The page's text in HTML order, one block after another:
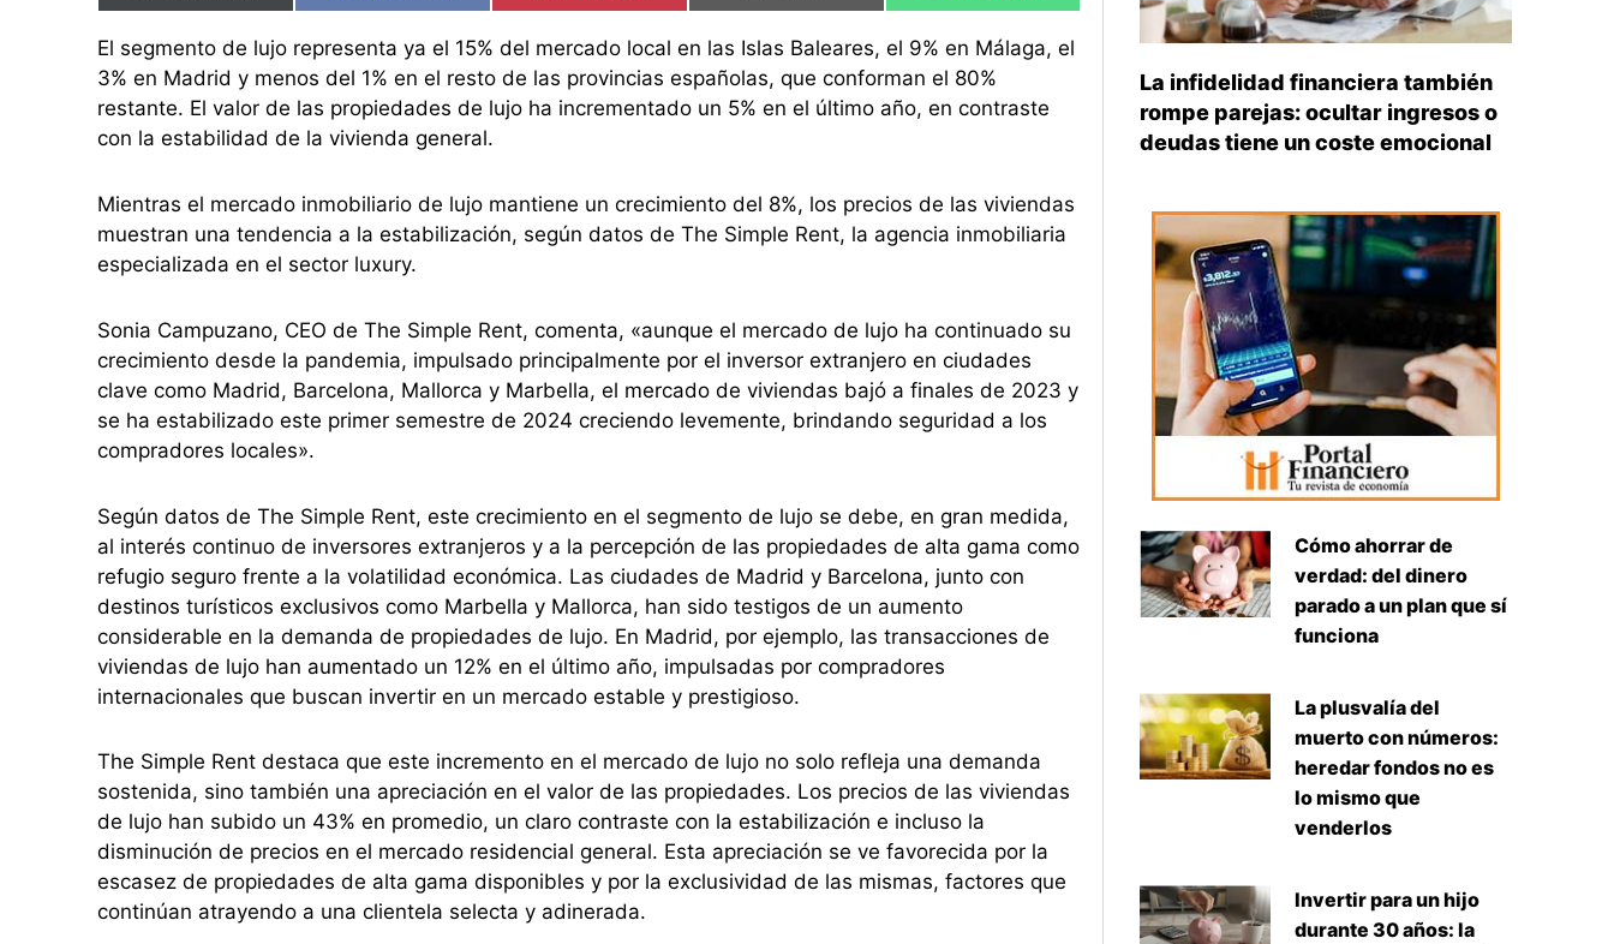
El segmento de lujo representa ya el 15% del mercado local en las Islas Baleares, el 9% en Málaga, el
3% en Madrid y menos del 1% en el resto de las provincias españolas, que conforman el 80%
restante. El valor de las propiedades de lujo ha incrementado un 5% en el último año, en contraste
con la estabilidad de la vivienda general.
Mientras el mercado inmobiliario de lujo mantiene un crecimiento del 8%, los precios de las viviendas
muestran una tendencia a la estabilización, según datos de The Simple Rent, la agencia inmobiliaria
especializada en el sector luxury.
Sonia Campuzano, CEO de The Simple Rent, comenta, «aunque el mercado de lujo ha continuado su
crecimiento desde la pandemia, impulsado principalmente por el inversor extranjero en ciudades
clave como Madrid, Barcelona, Mallorca y Marbella, el mercado de viviendas bajó a finales de 2023 y
se ha estabilizado este primer semestre de 2024 creciendo levemente, brindando seguridad a los
compradores locales».
Según datos de The Simple Rent, este crecimiento en el segmento de lujo se debe, en gran medida,
al interés continuo de inversores extranjeros y a la percepción de las propiedades de alta gama como
refugio seguro frente a la volatilidad económica. Las ciudades de Madrid y Barcelona, junto con
destinos turísticos exclusivos como Marbella y Mallorca, han sido testigos de un aumento
considerable en la demanda de propiedades de lujo. En Madrid, por ejemplo, las transacciones de
viviendas de lujo han aumentado un 12% en el último año, impulsadas por compradores
internacionales que buscan invertir en un mercado estable y prestigioso.
The Simple Rent destaca que este incremento en el mercado de lujo no solo refleja una demanda
sostenida, sino también una apreciación en el valor de las propiedades. Los precios de las viviendas
de lujo han subido un 43% en promedio, un claro contraste con la estabilización e incluso la
disminución de precios en el mercado residencial general. Esta apreciación se ve favorecida por la
escasez de propiedades de alta gama disponibles y por la exclusividad de las mismas, factores que
continúan atrayendo a una clientela selecta y adinerada.
La infidelidad financiera también
rompe parejas: ocultar ingresos o
deudas tiene un coste emocional
Cómo ahorrar de
verdad: del dinero
parado a un plan que sí
funciona
La plusvalía del
muerto con números:
heredar fondos no es
lo mismo que
venderlos
Invertir para un hijo
durante 30 años: la